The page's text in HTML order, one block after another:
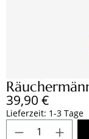
Regulärer
39,90 €
Lieferzeit: 1-3 Tage
Produkt